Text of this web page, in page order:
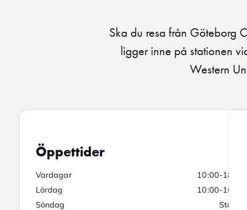
Ska du resa från Göteborg
ligger inne på stationen
Western
Öppettider
Vardagar
10:00-18:00
Lördag
10:00-16:00
Söndag
Stängt